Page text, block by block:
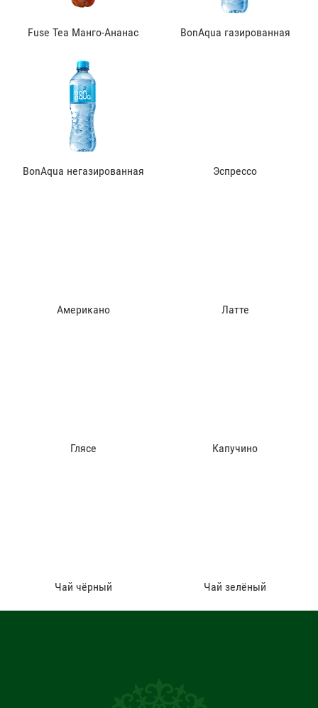
Fuse Tea Манго-Ананас BonAqua газированная
BonAqua негазированная Эспрессо
Американо Латте
Глясе Капучино
Чай чёрный Чай зелёный